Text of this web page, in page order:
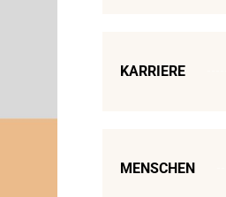
KARRIERE
MENSCHEN